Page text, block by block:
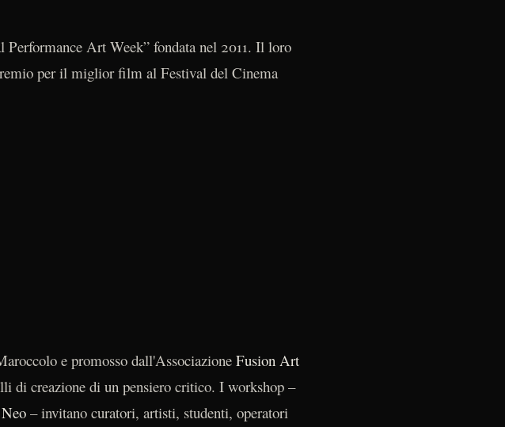
Art Week” fondata nel 2011. Il loro
per il miglior film al Festival del Cinema
e promosso dall'AssociazioneFusion Art
di creazione di un pensiero critico. I workshop –
Neo – invitano curatori, artisti, studenti, operatori